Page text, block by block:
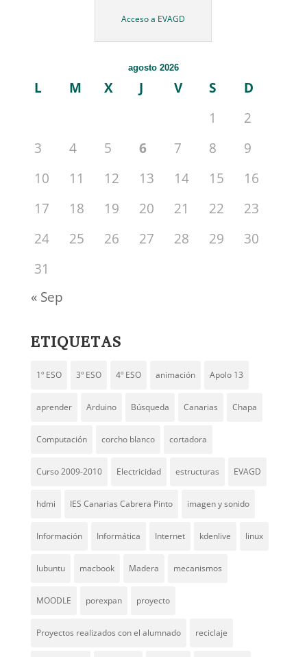
Acceso a EVAGD
agosto 2026
L M X J V S
D
1
2
3
4 5 6 7 8
9
10
11 12 13 14 15
16
17
18 19 20 21 22
23
24
25 26 27 28 29
30
31
« Sep
ETIQUETAS
1º ESO 3º ESO 4º ESO animación Apolo 13
aprender Arduino Búsqueda Canarias Chapa
Computación corcho blanco cortadora
Curso 2009-2010 Electricidad estructuras EVAGD
hdmi IES Canarias Cabrera Pinto imagen y sonido
Información Informática Internet kdenlive linux
lubuntu macbook Madera mecanismos
MOODLE porexpan proyecto
Proyectos realizados con el alumnado reciclaje